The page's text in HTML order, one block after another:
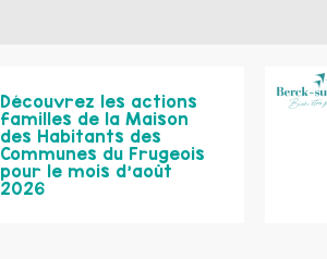
Découvrez les actions
familles de la Maison
des Habitants des
Communes du Frugeois
pour le mois d’août
2026